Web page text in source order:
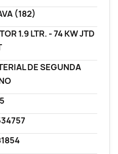
(182)
1.9 LTR. - 74 KW JTD
DE SEGUNDA